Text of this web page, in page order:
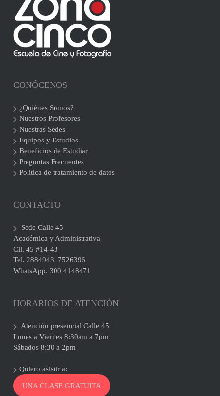
CONÓCENOS
¿Quiénes Somos?
Nuestros Profesores
Nuestras Sedes
Equipos y Estudios
Beneficios de Estudiar
Preguntas Frecuentes
Política de tratamiento de datos
CONTACTO
Sede Calle 45
Académica y Administrativa
Cll. 45 #14-43
Tel. 2884943. 7526396
WhatsApp. 300 4148471
HORARIOS DE ATENCIÓN
Atención presencial Calle 45:
Lunes a Viernes 8:30am a 7pm
Sábados 8:30 a 2pm
Quiero asistir a:
UNA CLASE GRATUITA